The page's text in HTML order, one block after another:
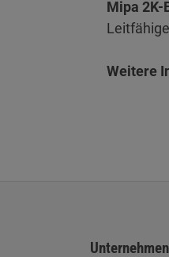
Mipa 2K-
Weitere
Unternehmen